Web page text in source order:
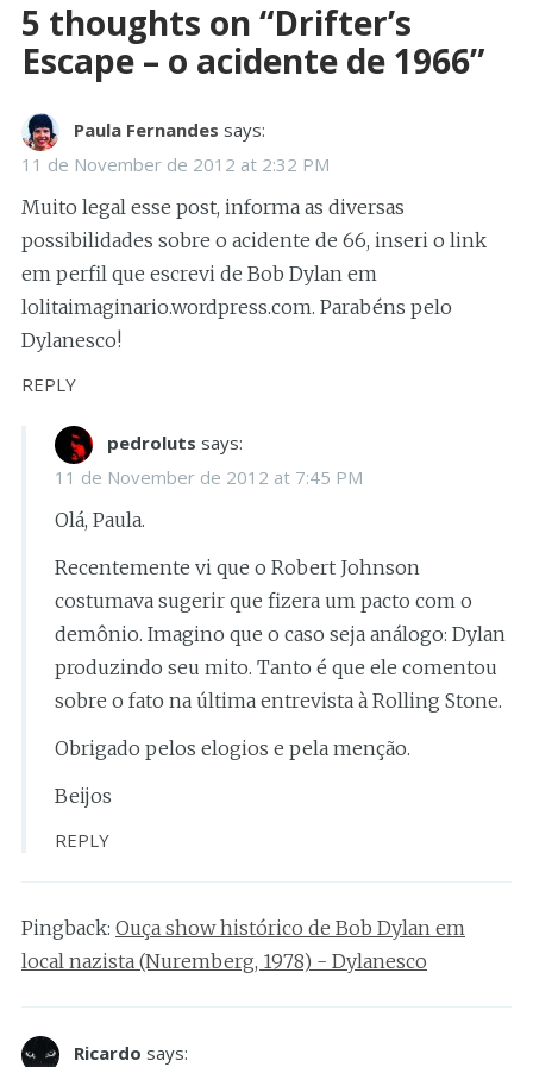
5 thoughts on “Drifter’s
Escape – o acidente de 1966”
Paula Fernandes says:
11 de November de 2012 at 2:32 PM
Muito legal esse post, informa as diversas
possibilidades sobre o acidente de 66, inseri o link
em perfil que escrevi de Bob Dylan em
lolitaimaginario.wordpress.com. Parabéns pelo
Dylanesco!
REPLY
pedroluts says:
11 de November de 2012 at 7:45 PM
Olá, Paula.
Recentemente vi que o Robert Johnson
costumava sugerir que fizera um pacto com o
demônio. Imagino que o caso seja análogo: Dylan
produzindo seu mito. Tanto é que ele comentou
sobre o fato na última entrevista à Rolling Stone.
Obrigado pelos elogios e pela menção.
Beijos
REPLY
Pingback: Ouça show histórico de Bob Dylan em
local nazista (Nuremberg, 1978) - Dylanesco
Ricardo says: